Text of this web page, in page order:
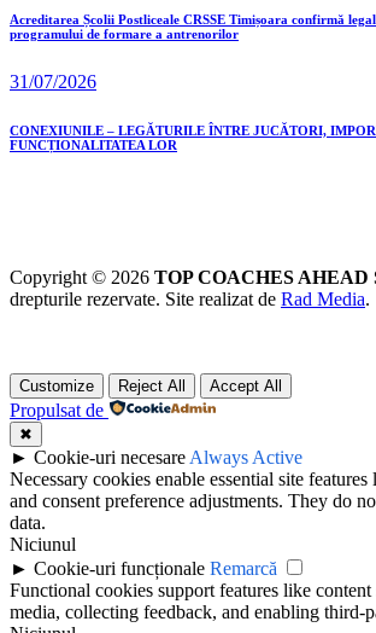
Acreditarea Școlii Postliceale CRSSE Timișoara confirmă
programului de formare a antrenorilor
31/07/2026
CONEXIUNILE – LEGĂTURILE ÎNTRE JUCĂTORI,
FUNCȚIONALITATEA LOR
Copyright © 2026 TOP COACHES AHEAD
drepturile rezervate. Site realizat de Rad Media.
Customize Reject All Accept All
Propulsat de
✖
► Cookie-uri necesare Always Active
Necessary cookies enable essential site
and consent preference adjustments. They do
data.
Niciunul
► Cookie-uri funcționale Remarcă
Functional cookies support features like
media, collecting feedback, and enabling third-